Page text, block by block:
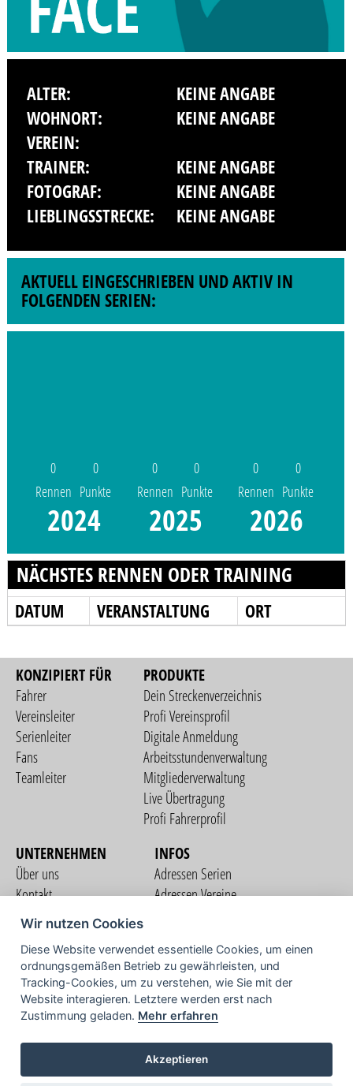
ALTER:
KEINE ANGABE
WOHNORT:
KEINE ANGABE
VEREIN:
TRAINER:
KEINE ANGABE
FOTOGRAF:
KEINE ANGABE
LIEBLINGSSTRECKE:
KEINE ANGABE
AKTUELL EINGESCHRIEBEN UND AKTIV IN
FOLGENDEN SERIEN:
0
Rennen
0
Punkte
2024
0
Rennen
0
Punkte
2025
0
Rennen
0
Punkte
2026
NÄCHSTES RENNEN ODER TRAINING
DATUM VERANSTALTUNG ORT
KONZIPIERT FÜR
Fahrer
Vereinsleiter
Serienleiter
Fans
Teamleiter
PRODUKTE
Dein Streckenverzeichnis
Profi Vereinsprofil
Digitale Anmeldung
Arbeitsstundenverwaltung
Mitgliederverwaltung
Live Übertragung
Profi Fahrerprofil
UNTERNEHMEN
Über uns
Kontakt
Nutzungsbedingungen
Datenschutzerklärung
Impressum
INFOS
Adressen Serien
Adressen Vereine
COMMUNITY
TV
Wir nutzen Cookies
Diese Website verwendet essentielle Cookies, um einen
ordnungsgemäßen Betrieb zu gewährleisten, und
Tracking-Cookies, um zu verstehen, wie Sie mit der
Website interagieren. Letztere werden erst nach
Zustimmung geladen. Mehr erfahren
Akzeptieren